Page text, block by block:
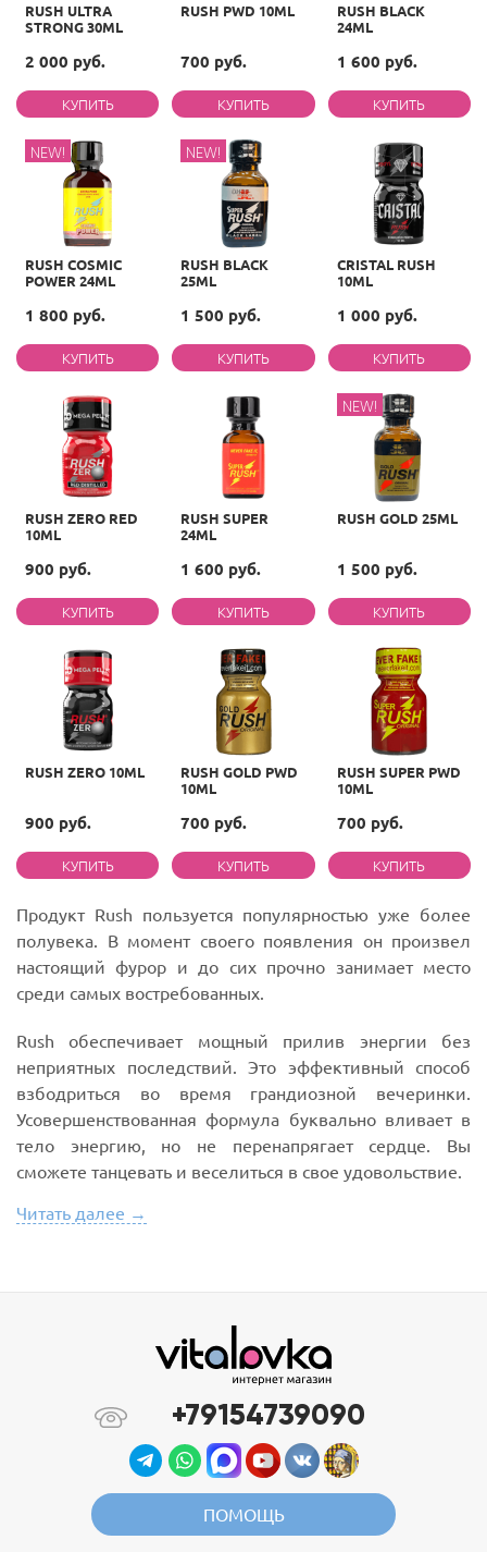
RUSH ULTRA
STRONG 30ML
2 000 руб.
RUSH PWD 10ML
700 руб.
RUSH BLACK
24ML
1 600 руб.
NEW!
RUSH COSMIC
POWER 24ML
1 800 руб.
NEW!
RUSH BLACK
25ML
1 500 руб.
CRISTAL RUSH
10ML
1 000 руб.
RUSH ZERO RED
10ML
900 руб.
RUSH SUPER
24ML
1 600 руб.
NEW!
RUSH GOLD 25ML
1 500 руб.
RUSH ZERO 10ML
900 руб.
RUSH GOLD PWD
10ML
700 руб.
RUSH SUPER PWD
10ML
700 руб.
Продукт Rush пользуется популярностью уже более
полувека. В момент своего появления он произвел
настоящий фурор и до сих прочно занимает место
среди самых востребованных.
Rush обеспечивает мощный прилив энергии без
неприятных последствий. Это эффективный способ
взбодриться во время грандиозной вечеринки.
Усовершенствованная формула буквально вливает в
тело энергию, но не перенапрягает сердце. Вы
сможете танцевать и веселиться в свое удовольствие.
Читать далее →
+79154739090
ПОМОЩЬ